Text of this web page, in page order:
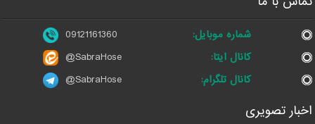
شماره موبایل:
09121161360
کانال ایتا:
@SabraHose
کانال تلگرام:
@SabraHose
اخبار تصویری